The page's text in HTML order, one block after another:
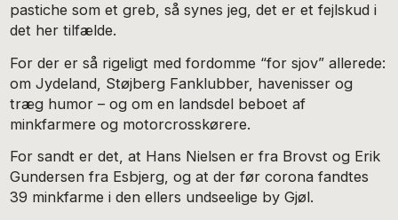
pastiche som et greb, så synes jeg, det er et fejlskud i
det her tilfælde.
For der er så rigeligt med fordomme “for sjov” allerede:
om Jydeland, Støjberg Fanklubber, havenisser og
træg humor – og om en landsdel beboet af
minkfarmere og motorcrosskørere.
For sandt er det, at Hans Nielsen er fra Brovst og Erik
Gundersen fra Esbjerg, og at der før corona fandtes
39 minkfarme i den ellers undseelige by Gjøl.